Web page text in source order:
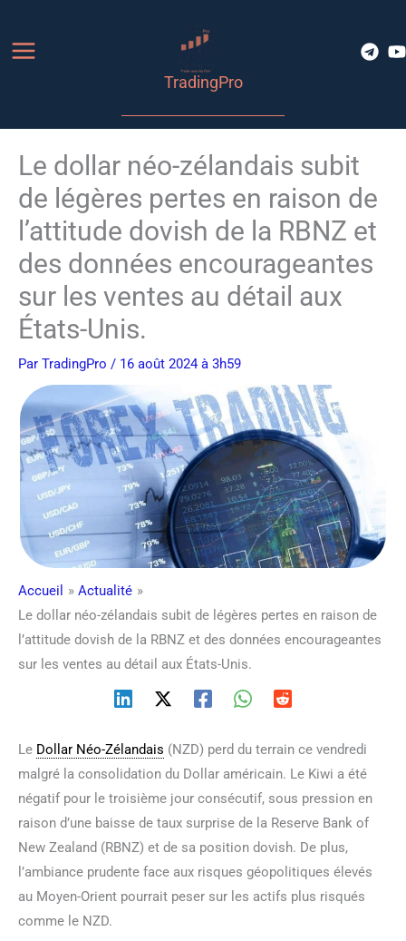
contenu
TradingPro
Le dollar néo-zélandais subit
de légères pertes en raison de
l’attitude dovish de la RBNZ et
des données encourageantes
sur les ventes au détail aux
États-Unis.
Par TradingPro / 16 août 2024 à 3h59
Accueil
Actualité
Le dollar néo-zélandais subit de légères pertes en raison de
l’attitude dovish de la RBNZ et des données encourageantes
sur les ventes au détail aux États-Unis.
Le Dollar Néo-Zélandais (NZD) perd du terrain ce vendredi
malgré la consolidation du Dollar américain. Le Kiwi a été
négatif pour le troisième jour consécutif, sous pression en
raison d’une baisse de taux surprise de la Reserve Bank of
New Zealand (RBNZ) et de sa position dovish. De plus,
l’ambiance prudente face aux risques géopolitiques élevés
au Moyen-Orient pourrait peser sur les actifs plus risqués
comme le NZD.